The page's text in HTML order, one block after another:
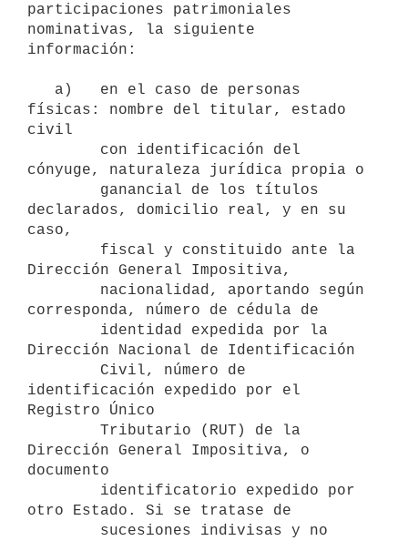
participaciones patrimoniales
nominativas, la siguiente
información:
físicas: nombre del titular, estado
civil
cónyuge, naturaleza jurídica propia o
declarados, domicilio real, y en su
caso,
Dirección General Impositiva,
corresponda, número de cédula de
Dirección Nacional de Identificación
identificación expedido por el
Registro Único
Dirección General Impositiva, o
documento
otro Estado. Si se tratase de